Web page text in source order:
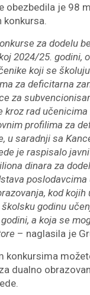
obezbedila je 98
konkursa.
za dodelu
2024/25. godini,
koji se
za deficitarna
za
kroz rad
profilima za
u saradnji sa
je raspisalo
dinara za
poslodavcima
kod kojih
godinu
a koja se
– naglasila je
konkursima
dualno